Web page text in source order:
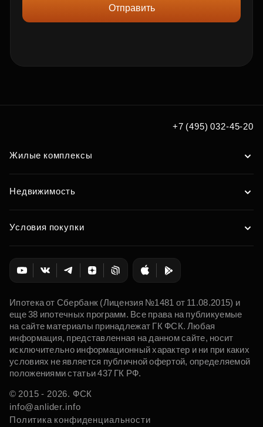
Отправить
+7 (495) 032-45-20
Жилые комплексы
Недвижимость
Условия покупки
Ипотека от Сбербанк (Лицензия №1481 от 11.08.2015) и
еще 38 ипотечных программ. Все права на публикуемые
на сайте материалы принадлежат ГК ФСК. Любая
информация, представленная на данном сайте, носит
исключительно информационный характер и ни при каких
условиях не является публичной офертой, определяемой
положениями статьи 437 ГК РФ.
© 2015 - 2026. ФСК
info@anlider.info
Политика конфиденциальности